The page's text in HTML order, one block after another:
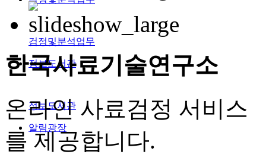
검정및분석업무
정보도서관
정보도서관
알림광장
한국사료기술연구소
온라인 사료검정 서비스
를 제공합니다.